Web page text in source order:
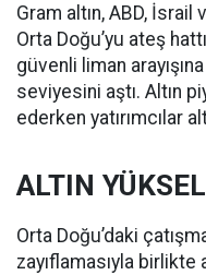
Gram altın, ABD, İsrail
Orta Doğu’yu ateş
güvenli liman
seviyesini aştı. Altın
ederken yatırımcılar
ALTIN
Orta Doğu’daki
zayıflamasıyla